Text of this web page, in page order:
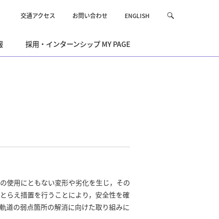
交通アクセス お問い合わせ ENGLISH
サ
を
採用・インターンシップ MY PAGE
使用にともない変形や劣化を生じ，その
らえ措置を行うことにより，安全性を確
道の弱点箇所の解消に向けた取り組みに